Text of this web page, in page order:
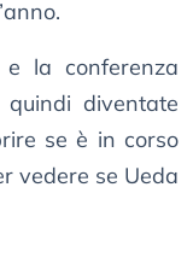
e la conferenza
diventate
se è in corso
vedere se Ueda